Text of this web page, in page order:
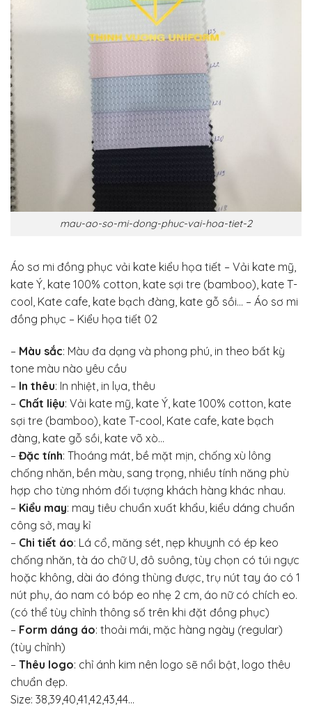
mau-ao-so-mi-dong-phuc-vai-hoa-tiet-2
Áo sơ mi đồng phục vải kate kiểu họa tiết – Vải kate mỹ,
kate Ý, kate 100% cotton, kate sợi tre (bamboo), kate T-
cool, Kate cafe, kate bạch đàng, kate gỗ sồi… – Áo sơ mi
đồng phục – Kiểu họa tiết 02
– Màu sắc: Màu đa dạng và phong phú, in theo bất kỳ
tone màu nào yêu cầu
– In thêu: In nhiệt, in lụa, thêu
– Chất liệu: Vải kate mỹ, kate Ý, kate 100% cotton, kate
sợi tre (bamboo), kate T-cool, Kate cafe, kate bạch
đàng, kate gỗ sồi, kate võ xò…
– Đặc tính: Thoáng mát, bề mặt mịn, chống xù lông
chống nhăn, bền màu, sang trọng, nhiều tính năng phù
hợp cho từng nhóm đối tượng khách hàng khác nhau.
– Kiểu may: may tiêu chuẩn xuất khẩu, kiểu dáng chuẩn
công sở, may kỉ
– Chi tiết áo: Lá cổ, măng sét, nẹp khuynh có ép keo
chống nhăn, tà áo chữ U, đô suông, tùy chọn có túi ngực
hoặc không, dài áo đóng thùng được, trụ nút tay áo có 1
nút phụ, áo nam có bóp eo nhẹ 2 cm, áo nữ có chích eo.
(có thể tùy chỉnh thông số trên khi đặt đồng phục)
– Form dáng áo: thoải mái, mặc hàng ngày (regular)
(tùy chỉnh)
– Thêu logo: chỉ ánh kim nên logo sẽ nổi bật, logo thêu
chuẩn đẹp.
Size: 38,39,40,41,42,43,44…